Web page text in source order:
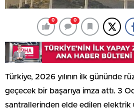
0 0
Türkiye, 2026 yılının ilk gününde
geçecek bir başarıya imza attı. 3
santrallerinden elde edilen elektrik